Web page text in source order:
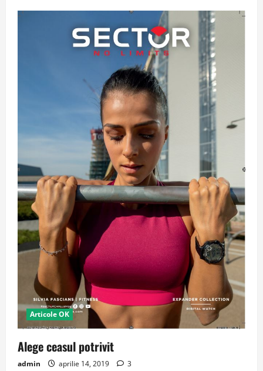
Articole OK
Alege ceasul potrivit
admin aprilie 14, 2019 3